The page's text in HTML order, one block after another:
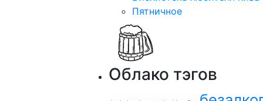
Пятничное
Облако тэгов